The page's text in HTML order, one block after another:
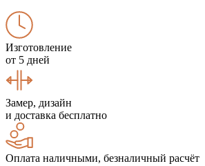
Изготовление
от 5 дней
Замер, дизайн
и доставка бесплатно
Оплата наличными, безналичный расчёт